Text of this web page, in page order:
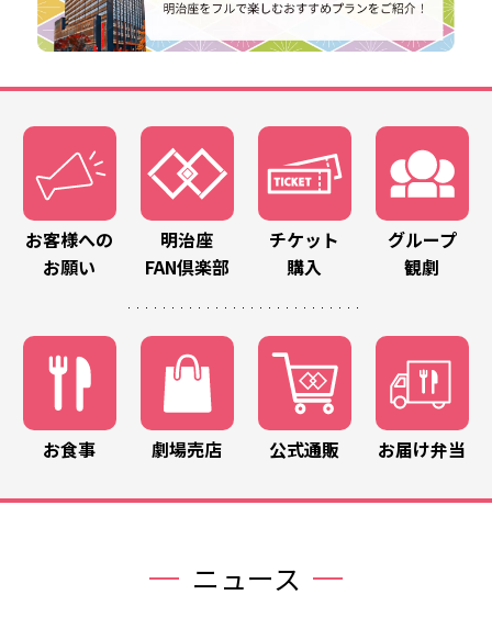
お客様への
お願い
明治座
FAN倶楽部
チケット
購入
グループ
観劇
お食事 劇場売店 公式通販 お届け弁当
ニュース